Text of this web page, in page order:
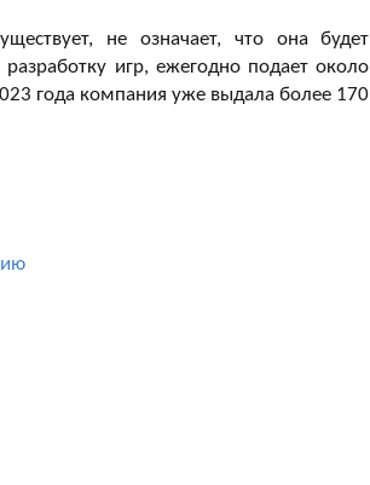
не означает, что она будет
игр, ежегодно подает около
года компания уже выдала более 170